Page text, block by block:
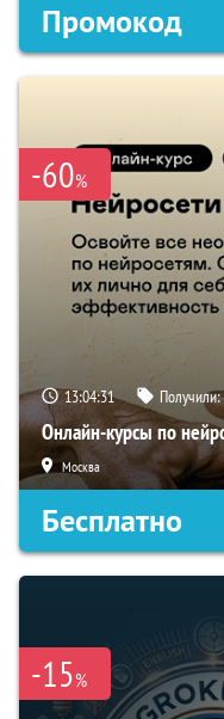
Промокод
-60%
13:04:30 Получили:
Онлайн-курсы по
Москва
Бесплатно
-15%